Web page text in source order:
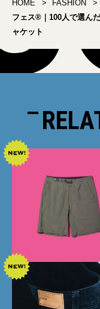
HOME FASHION
フェス®︎｜100人で選ん
ャケット